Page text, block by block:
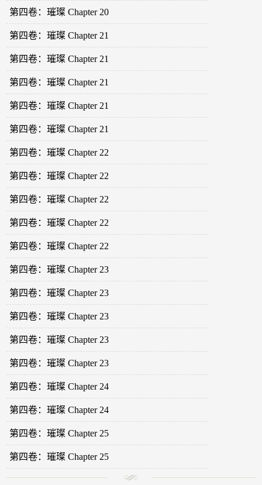
第四卷：璀璨 Chapter 20
第四卷：璀璨 Chapter 21
第四卷：璀璨 Chapter 21
第四卷：璀璨 Chapter 21
第四卷：璀璨 Chapter 21
第四卷：璀璨 Chapter 21
第四卷：璀璨 Chapter 22
第四卷：璀璨 Chapter 22
第四卷：璀璨 Chapter 22
第四卷：璀璨 Chapter 22
第四卷：璀璨 Chapter 22
第四卷：璀璨 Chapter 23
第四卷：璀璨 Chapter 23
第四卷：璀璨 Chapter 23
第四卷：璀璨 Chapter 23
第四卷：璀璨 Chapter 23
第四卷：璀璨 Chapter 24
第四卷：璀璨 Chapter 24
第四卷：璀璨 Chapter 25
第四卷：璀璨 Chapter 25